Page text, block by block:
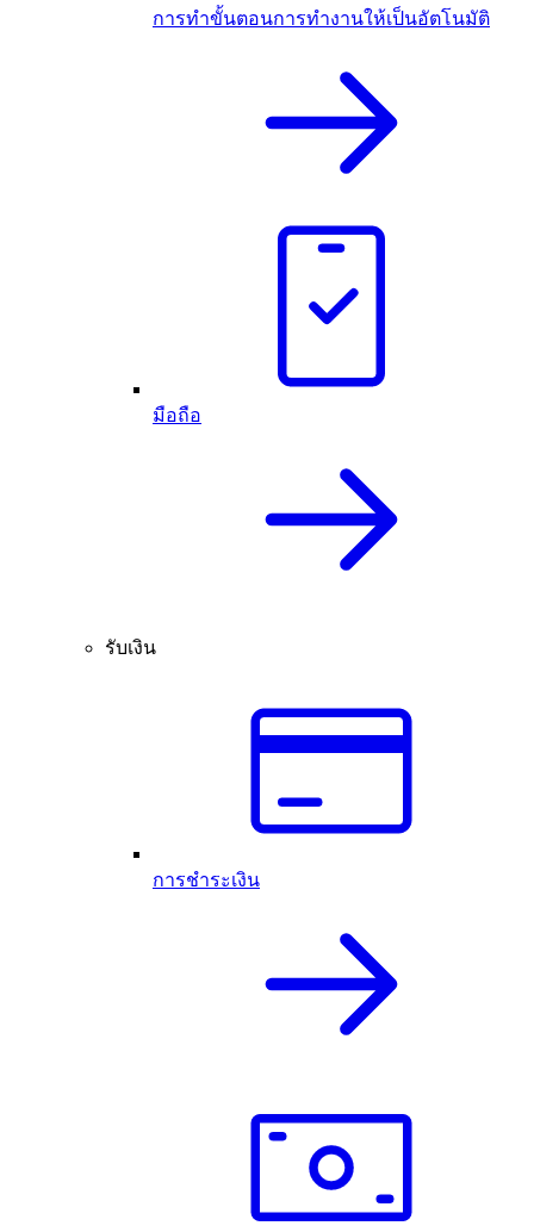
การทำขั้นตอนการทำงานให้เป็นอัตโนมัติ
มือถือ
รับเงิน
การชำระเงิน